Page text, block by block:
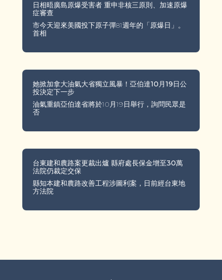
日相晤廣島原爆受害者 重申非核三原則、加速原爆
症審查
市今天迎來美國投下原子彈81週年的「原爆日」。
首相
她掀加拿大油氣大省獨立風暴！亞伯達10月19日公
投決定下一步
油氣重鎮亞伯達省將於10月19日舉行，詢問民眾是
否
台東建和農路案更裁出爐 縣府處長保金增至30萬
法院仍裁定交保
縣知本建和農路改善工程涉圖利案，日前經台東地
方法院